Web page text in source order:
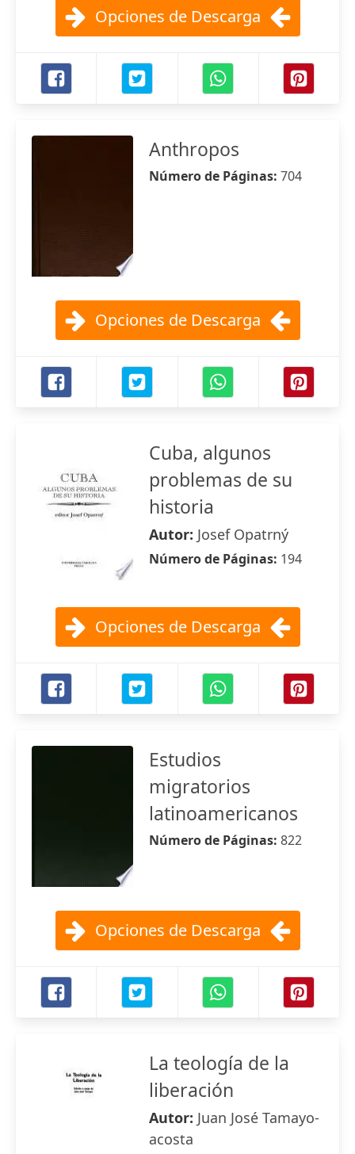
Opciones de Descarga
Anthropos
Número de Páginas: 704
Opciones de Descarga
Cuba, algunos
problemas de su
historia
Autor: Josef Opatrný
Número de Páginas: 194
Opciones de Descarga
Estudios
migratorios
latinoamericanos
Número de Páginas: 822
Opciones de Descarga
La teología de la
liberación
Autor: Juan José Tamayo-
acosta